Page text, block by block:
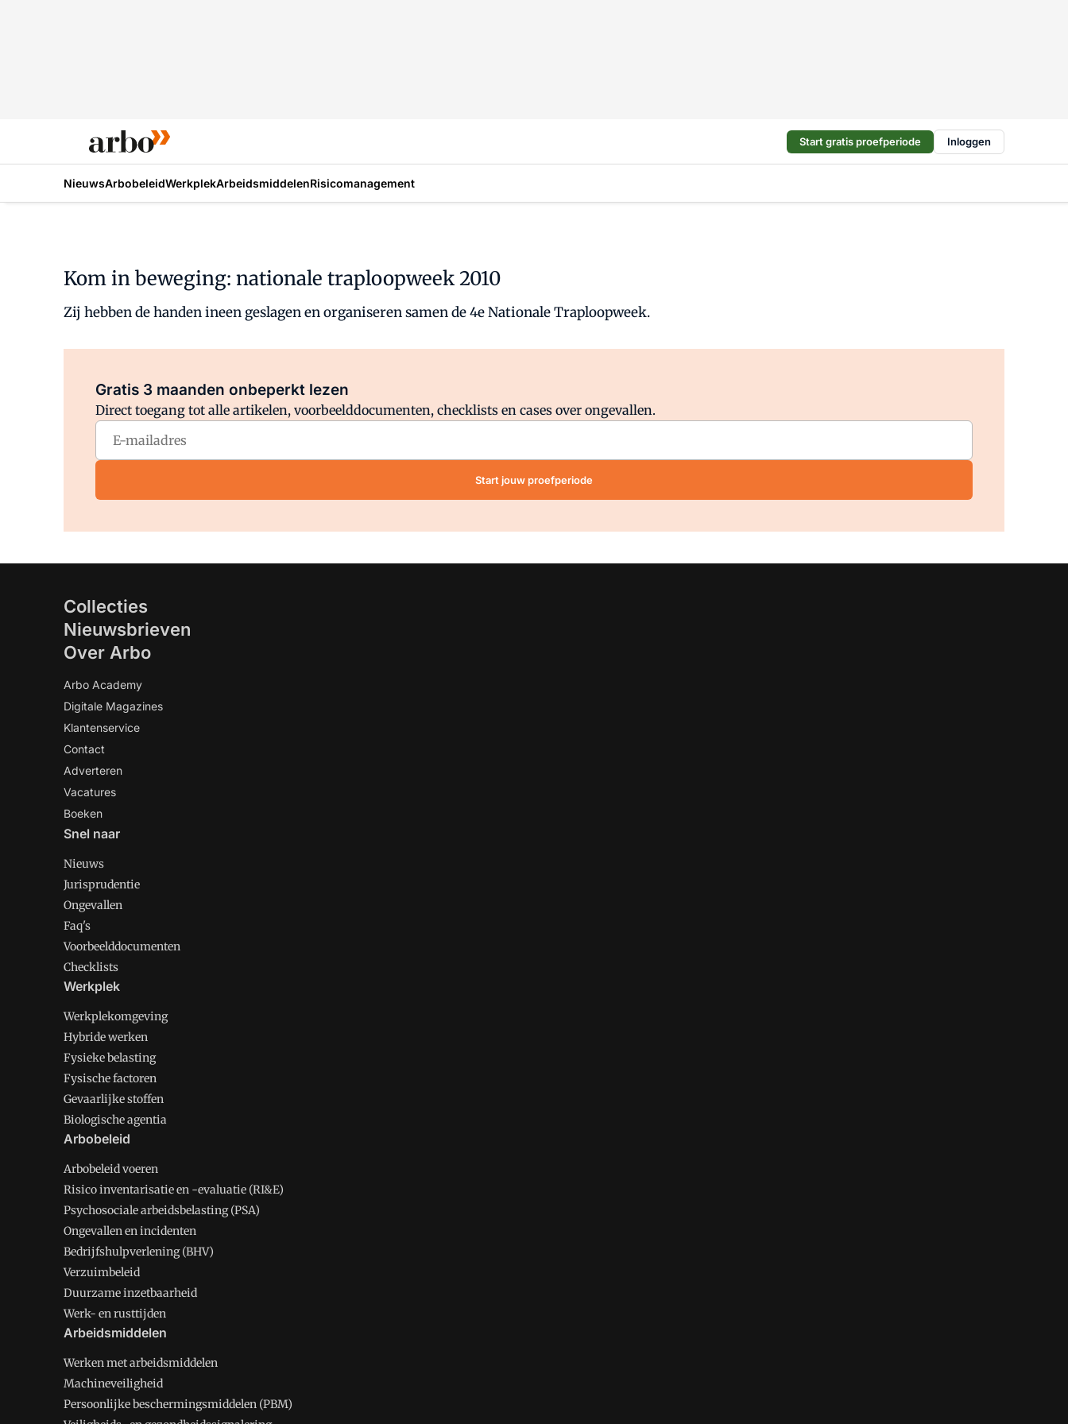
Start gratis proefperiode Inloggen
NieuwsArbobeleidWerkplekArbeidsmiddelenRisicomanagement
Kom in beweging: nationale traploopweek 2010
Zij hebben de handen ineen geslagen en organiseren samen de 4e Nationale Traploopweek.
Gratis 3 maanden onbeperkt lezen
Direct toegang tot alle artikelen, voorbeelddocumenten, checklists en cases over ongevallen.
Start jouw proefperiode
Collecties
Nieuwsbrieven
Over Arbo
Arbo Academy
Digitale Magazines
Klantenservice
Contact
Adverteren
Vacatures
Boeken
Snel naar
Nieuws
Jurisprudentie
Ongevallen
Faq's
Voorbeelddocumenten
Checklists
Werkplek
Werkplekomgeving
Hybride werken
Fysieke belasting
Fysische factoren
Gevaarlijke stoffen
Biologische agentia
Arbobeleid
Arbobeleid voeren
Risico inventarisatie en -evaluatie (RI&E)
Psychosociale arbeidsbelasting (PSA)
Ongevallen en incidenten
Bedrijfshulpverlening (BHV)
Verzuimbeleid
Duurzame inzetbaarheid
Werk- en rusttijden
Arbeidsmiddelen
Werken met arbeidsmiddelen
Machineveiligheid
Persoonlijke beschermingsmiddelen (PBM)